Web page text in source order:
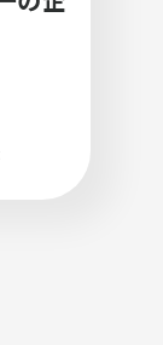
めのシリコンバレー